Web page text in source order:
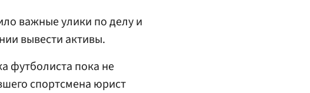
важные улики по делу и
вывести активы.
футболиста пока не
спортсмена юрист